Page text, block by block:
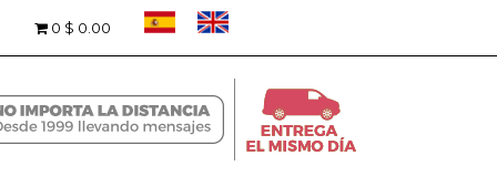
0 $ 0.00